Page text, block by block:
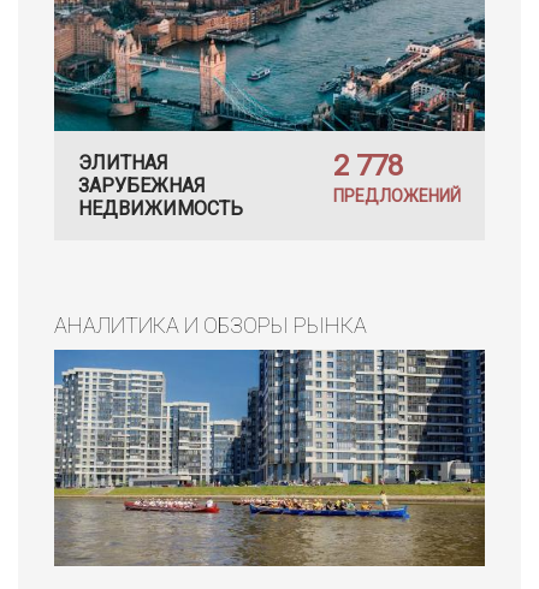
ЭЛИТНАЯ
ЗАРУБЕЖНАЯ
НЕДВИЖИМОСТЬ
2 778
ПРЕДЛОЖЕНИЙ
АНАЛИТИКА И ОБЗОРЫ РЫНКА